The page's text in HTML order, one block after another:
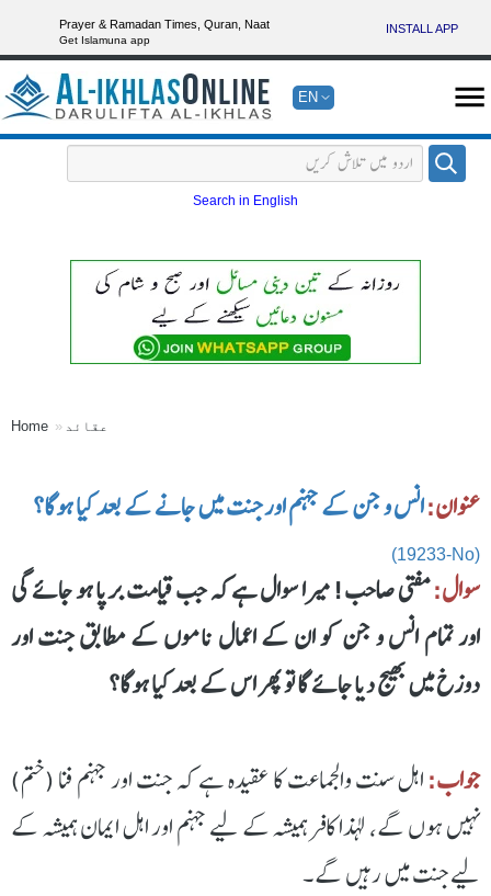
Prayer & Ramadan Times, Quran, Naat
Get Islamuna app
INSTALL APP
EN
Search in English
Home عقائد
عنوان:انس و جن کے جہنم اور جنت میں جانے کے بعد کیا ہوگا؟
(19233-No)
سوال:مفتی صاحب! میرا سوال ہے کہ جب قیامت برپا ہو جائے گی
اور تمام انس و جن کو ان کے اعمال ناموں کے مطابق جنت اور
دوزخ میں بھیج دیا جائے گا تو پھر اس کے بعد کیا ہوگا؟
جواب:اہل سنت والجماعت کا عقیدہ ہے کہ جنت اور جہنم فنا (ختم)
نہیں ہوں گے، لہذا کافر ہمیشہ کے لیے جہنم اور اہل ایمان ہمیشہ کے
لیے جنت میں رہیں گے۔